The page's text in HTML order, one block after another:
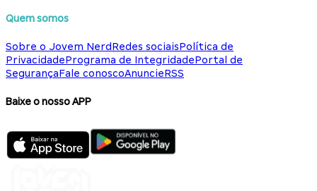
Quem somos
Sobre o Jovem NerdRedes sociaisPolítica de
PrivacidadePrograma de IntegridadePortal de
SegurançaFale conoscoAnuncieRSS
Baixe o nosso APP